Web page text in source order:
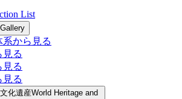
List
Gallery
系から見る
見る
見る
見る
化遺産World Heritage and